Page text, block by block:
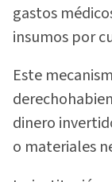
gastos
insumos por
Este
dinero
o materiales